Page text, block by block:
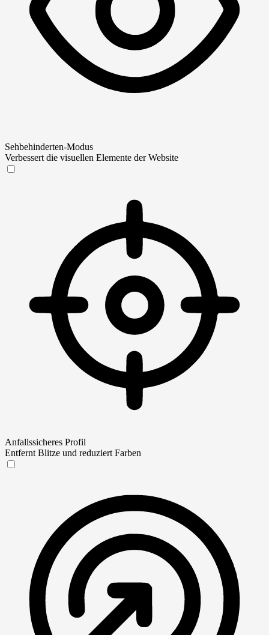
Sehbehinderten-Modus
Verbessert die visuellen Elemente der Website
Anfallssicheres Profil
Entfernt Blitze und reduziert Farben